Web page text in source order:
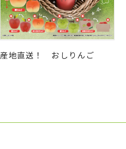
産地直送！ おしりんご